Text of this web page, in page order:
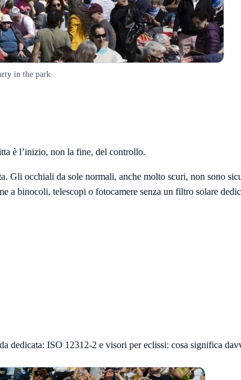
in the park
è l’inizio, non la fine, del controllo.
Gli occhiali da sole normali, anche molto scuri, non sono
a binocoli, telescopi o fotocamere senza un filtro solare
dedicata: ISO 12312-2 e visori per eclissi: cosa significa